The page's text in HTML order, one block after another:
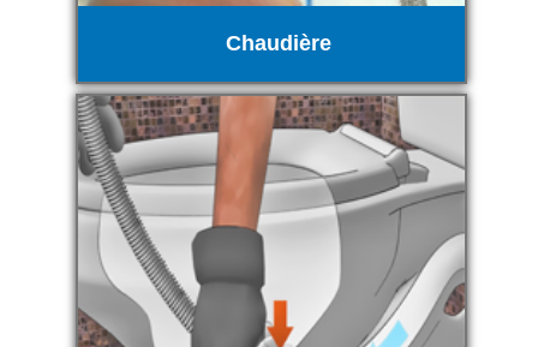
Chaudière